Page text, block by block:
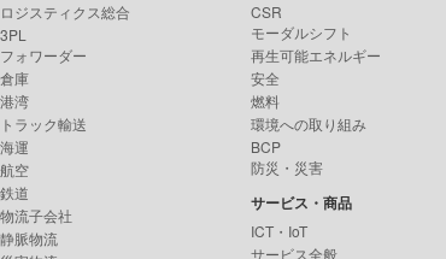
ロジスティクス総合
3PL
フォワーダー
倉庫
港湾
トラック輸送
海運
航空
鉄道
物流子会社
静脈物流
CSR
モーダルシフト
再生可能エネルギー
安全
燃料
環境への取り組み
BCP
防災・災害
サービス・商品
ICT・IoT
サービス全般